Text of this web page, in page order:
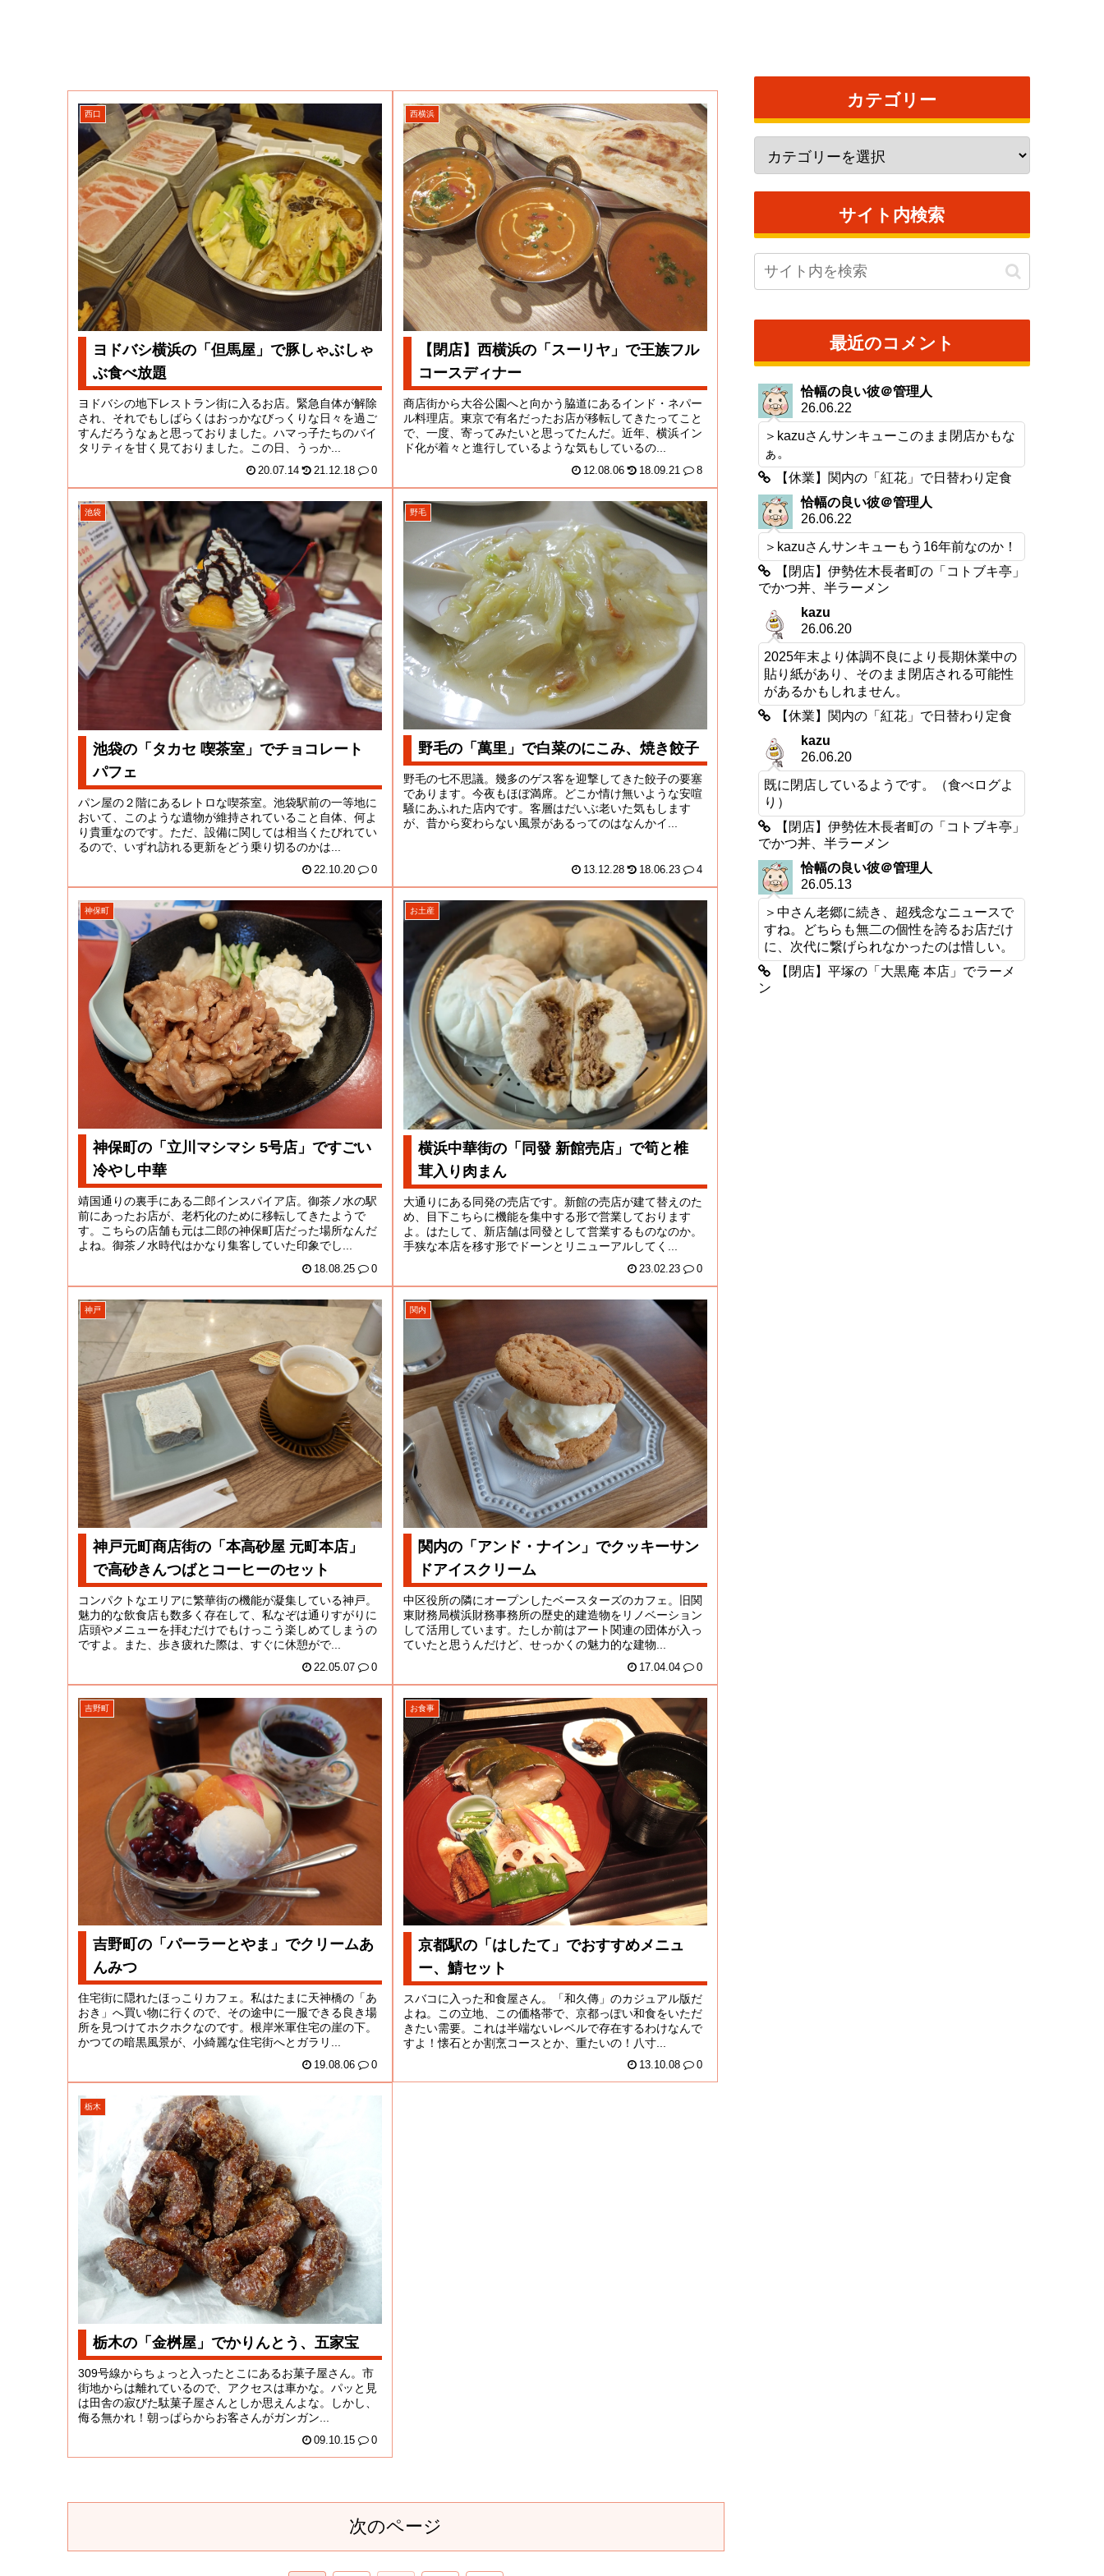
西口
ヨドバシ横浜の「但馬屋」で豚しゃぶしゃ
ぶ食べ放題
ヨドバシの地下レストラン街に入るお店。緊急自体が解除
され、それでもしばらくはおっかなびっくりな日々を過ご
すんだろうなぁと思っておりました。ハマっ子たちのバイ
タリティを甘く見ておりました。この日、うっか...
20.07.14 21.12.18 0
西横浜
【閉店】西横浜の「スーリヤ」で王族フル
コースディナー
商店街から大谷公園へと向かう脇道にあるインド・ネパー
ル料理店。東京で有名だったお店が移転してきたってこと
で、一度、寄ってみたいと思ってたんだ。近年、横浜イン
ド化が着々と進行しているような気もしているの...
12.08.06 18.09.21 8
池袋
池袋の「タカセ 喫茶室」でチョコレート
パフェ
パン屋の２階にあるレトロな喫茶室。池袋駅前の一等地に
おいて、このような遺物が維持されていること自体、何よ
り貴重なのです。ただ、設備に関しては相当くたびれてい
るので、いずれ訪れる更新をどう乗り切るのかは...
22.10.20 0
野毛
野毛の「萬里」で白菜のにこみ、焼き餃子
野毛の七不思議。幾多のゲス客を迎撃してきた餃子の要塞
であります。今夜もほぼ満席。どこか情け無いような安喧
騒にあふれた店内です。客層はだいぶ老いた気もします
が、昔から変わらない風景があるってのはなんかイ...
13.12.28 18.06.23 4
神保町
神保町の「立川マシマシ 5号店」ですごい
冷やし中華
靖国通りの裏手にある二郎インスパイア店。御茶ノ水の駅
前にあったお店が、老朽化のために移転してきたようで
す。こちらの店舗も元は二郎の神保町店だった場所なんだ
よね。御茶ノ水時代はかなり集客していた印象でし...
18.08.25 0
お土産
横浜中華街の「同發 新館売店」で筍と椎
茸入り肉まん
大通りにある同発の売店です。新館の売店が建て替えのた
め、目下こちらに機能を集中する形で営業しております
よ。はたして、新店舗は同發として営業するものなのか。
手狭な本店を移す形でドーンとリニューアルしてく...
23.02.23 0
神戸
神戸元町商店街の「本高砂屋 元町本店」
で高砂きんつばとコーヒーのセット
コンパクトなエリアに繁華街の機能が凝集している神戸。
魅力的な飲食店も数多く存在して、私なぞは通りすがりに
店頭やメニューを拝むだけでもけっこう楽しめてしまうの
ですよ。また、歩き疲れた際は、すぐに休憩がで...
22.05.07 0
関内
関内の「アンド・ナイン」でクッキーサン
ドアイスクリーム
中区役所の隣にオープンしたベースターズのカフェ。旧関
東財務局横浜財務事務所の歴史的建造物をリノベーション
して活用しています。たしか前はアート関連の団体が入っ
ていたと思うんだけど、せっかくの魅力的な建物...
17.04.04 0
吉野町
吉野町の「パーラーとやま」でクリームあ
んみつ
住宅街に隠れたほっこりカフェ。私はたまに天神橋の「あ
おき」へ買い物に行くので、その途中に一服できる良き場
所を見つけてホクホクなのです。根岸米軍住宅の崖の下。
かつての暗黒風景が、小綺麗な住宅街へとガラリ...
19.08.06 0
お食事
京都駅の「はしたて」でおすすめメニュ
ー、鯖セット
スバコに入った和食屋さん。「和久傳」のカジュアル版だ
よね。この立地、この価格帯で、京都っぽい和食をいただ
きたい需要。これは半端ないレベルで存在するわけなんで
すよ！懐石とか割烹コースとか、重たいの！八寸...
13.10.08 0
栃木
栃木の「金桝屋」でかりんとう、五家宝
309号線からちょっと入ったとこにあるお菓子屋さん。市
街地からは離れているので、アクセスは車かな。パッと見
は田舎の寂びた駄菓子屋さんとしか思えんよな。しかし、
侮る無かれ！朝っぱらからお客さんがガンガン...
09.10.15 0
次のページ
カテゴリー
サイト内検索
最近のコメント
恰幅の良い彼＠管理人
26.06.22
＞kazuさんサンキューこのまま閉店かもな
ぁ。
【休業】関内の「紅花」で日替わり定食
恰幅の良い彼＠管理人
26.06.22
＞kazuさんサンキューもう16年前なのか！
【閉店】伊勢佐木長者町の「コトブキ亭」
でかつ丼、半ラーメン
kazu
26.06.20
2025年末より体調不良により長期休業中の
貼り紙があり、そのまま閉店される可能性
があるかもしれません。
【休業】関内の「紅花」で日替わり定食
kazu
26.06.20
既に閉店しているようです。（食べログよ
り）
【閉店】伊勢佐木長者町の「コトブキ亭」
でかつ丼、半ラーメン
恰幅の良い彼＠管理人
26.05.13
＞中さん老郷に続き、超残念なニュースで
すね。どちらも無二の個性を誇るお店だけ
に、次代に繋げられなかったのは惜しい。
【閉店】平塚の「大黒庵 本店」でラーメ
ン